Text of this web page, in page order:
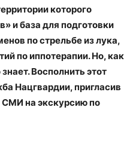
которого
и база для подготовки
по стрельбе из лука,
по иппотерапии. Но, как
Восполнить этот
Нацгвардии, пригласив
СМИ на экскурсию по